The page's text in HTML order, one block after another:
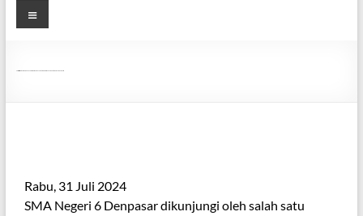
Rabu, 31 Juli 2024
SMA Negeri 6 Denpasar dikunjungi oleh salah satu